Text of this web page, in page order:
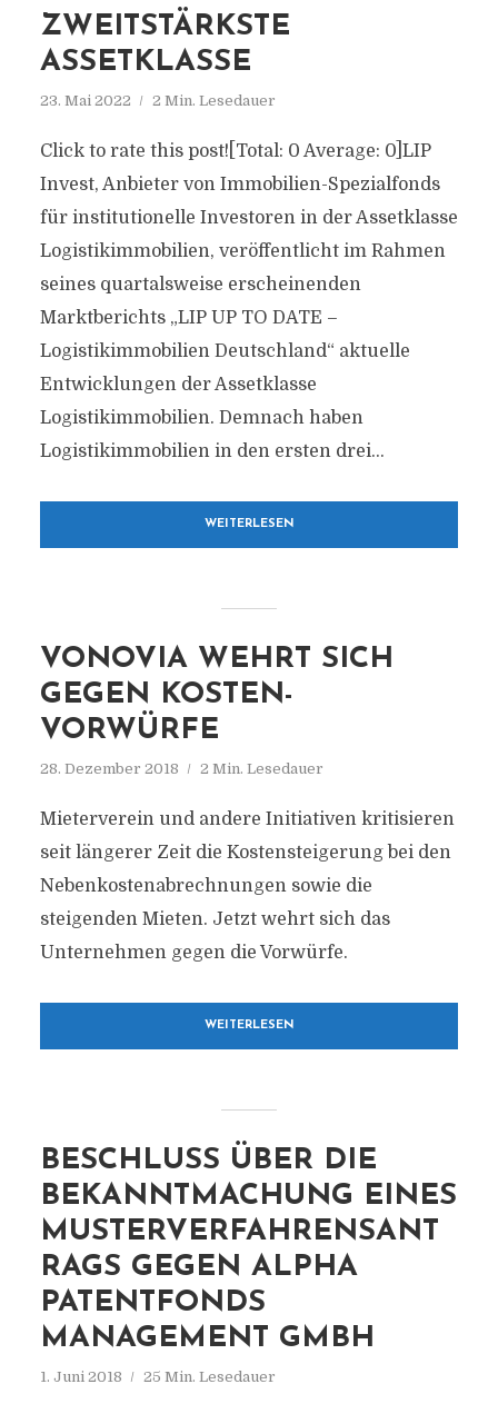
ZWEITSTÄRKSTE
ASSETKLASSE
23. Mai 2022 2 Min. Lesedauer
Click to rate this post![Total: 0 Average: 0]LIP
Invest, Anbieter von Immobilien-Spezialfonds
für institutionelle Investoren in der Assetklasse
Logistikimmobilien, veröffentlicht im Rahmen
seines quartalsweise erscheinenden
Marktberichts „LIP UP TO DATE –
Logistikimmobilien Deutschland“ aktuelle
Entwicklungen der Assetklasse
Logistikimmobilien. Demnach haben
Logistikimmobilien in den ersten drei...
WEITERLESEN
VONOVIA WEHRT SICH
GEGEN KOSTEN-
VORWÜRFE
28. Dezember 2018 2 Min. Lesedauer
Mieterverein und andere Initiativen kritisieren
seit längerer Zeit die Kostensteigerung bei den
Nebenkostenabrechnungen sowie die
steigenden Mieten. Jetzt wehrt sich das
Unternehmen gegen die Vorwürfe.
WEITERLESEN
BESCHLUSS ÜBER DIE
BEKANNTMACHUNG EINES
MUSTERVERFAHRENSANT
RAGS GEGEN ALPHA
PATENTFONDS
MANAGEMENT GMBH
1. Juni 2018 25 Min. Lesedauer